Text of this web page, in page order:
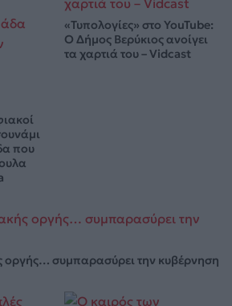
που
«Τυπολογίες» στο YouTube:
Ο Δήμος Βερύκιος ανοίγει
τα χαρτιά του – Vidcast
συμπαρασύρει την κυβέρνηση